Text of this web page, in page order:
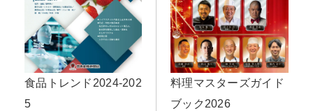
食品トレンド2024-202
5
料理マスターズガイド
ブック2026